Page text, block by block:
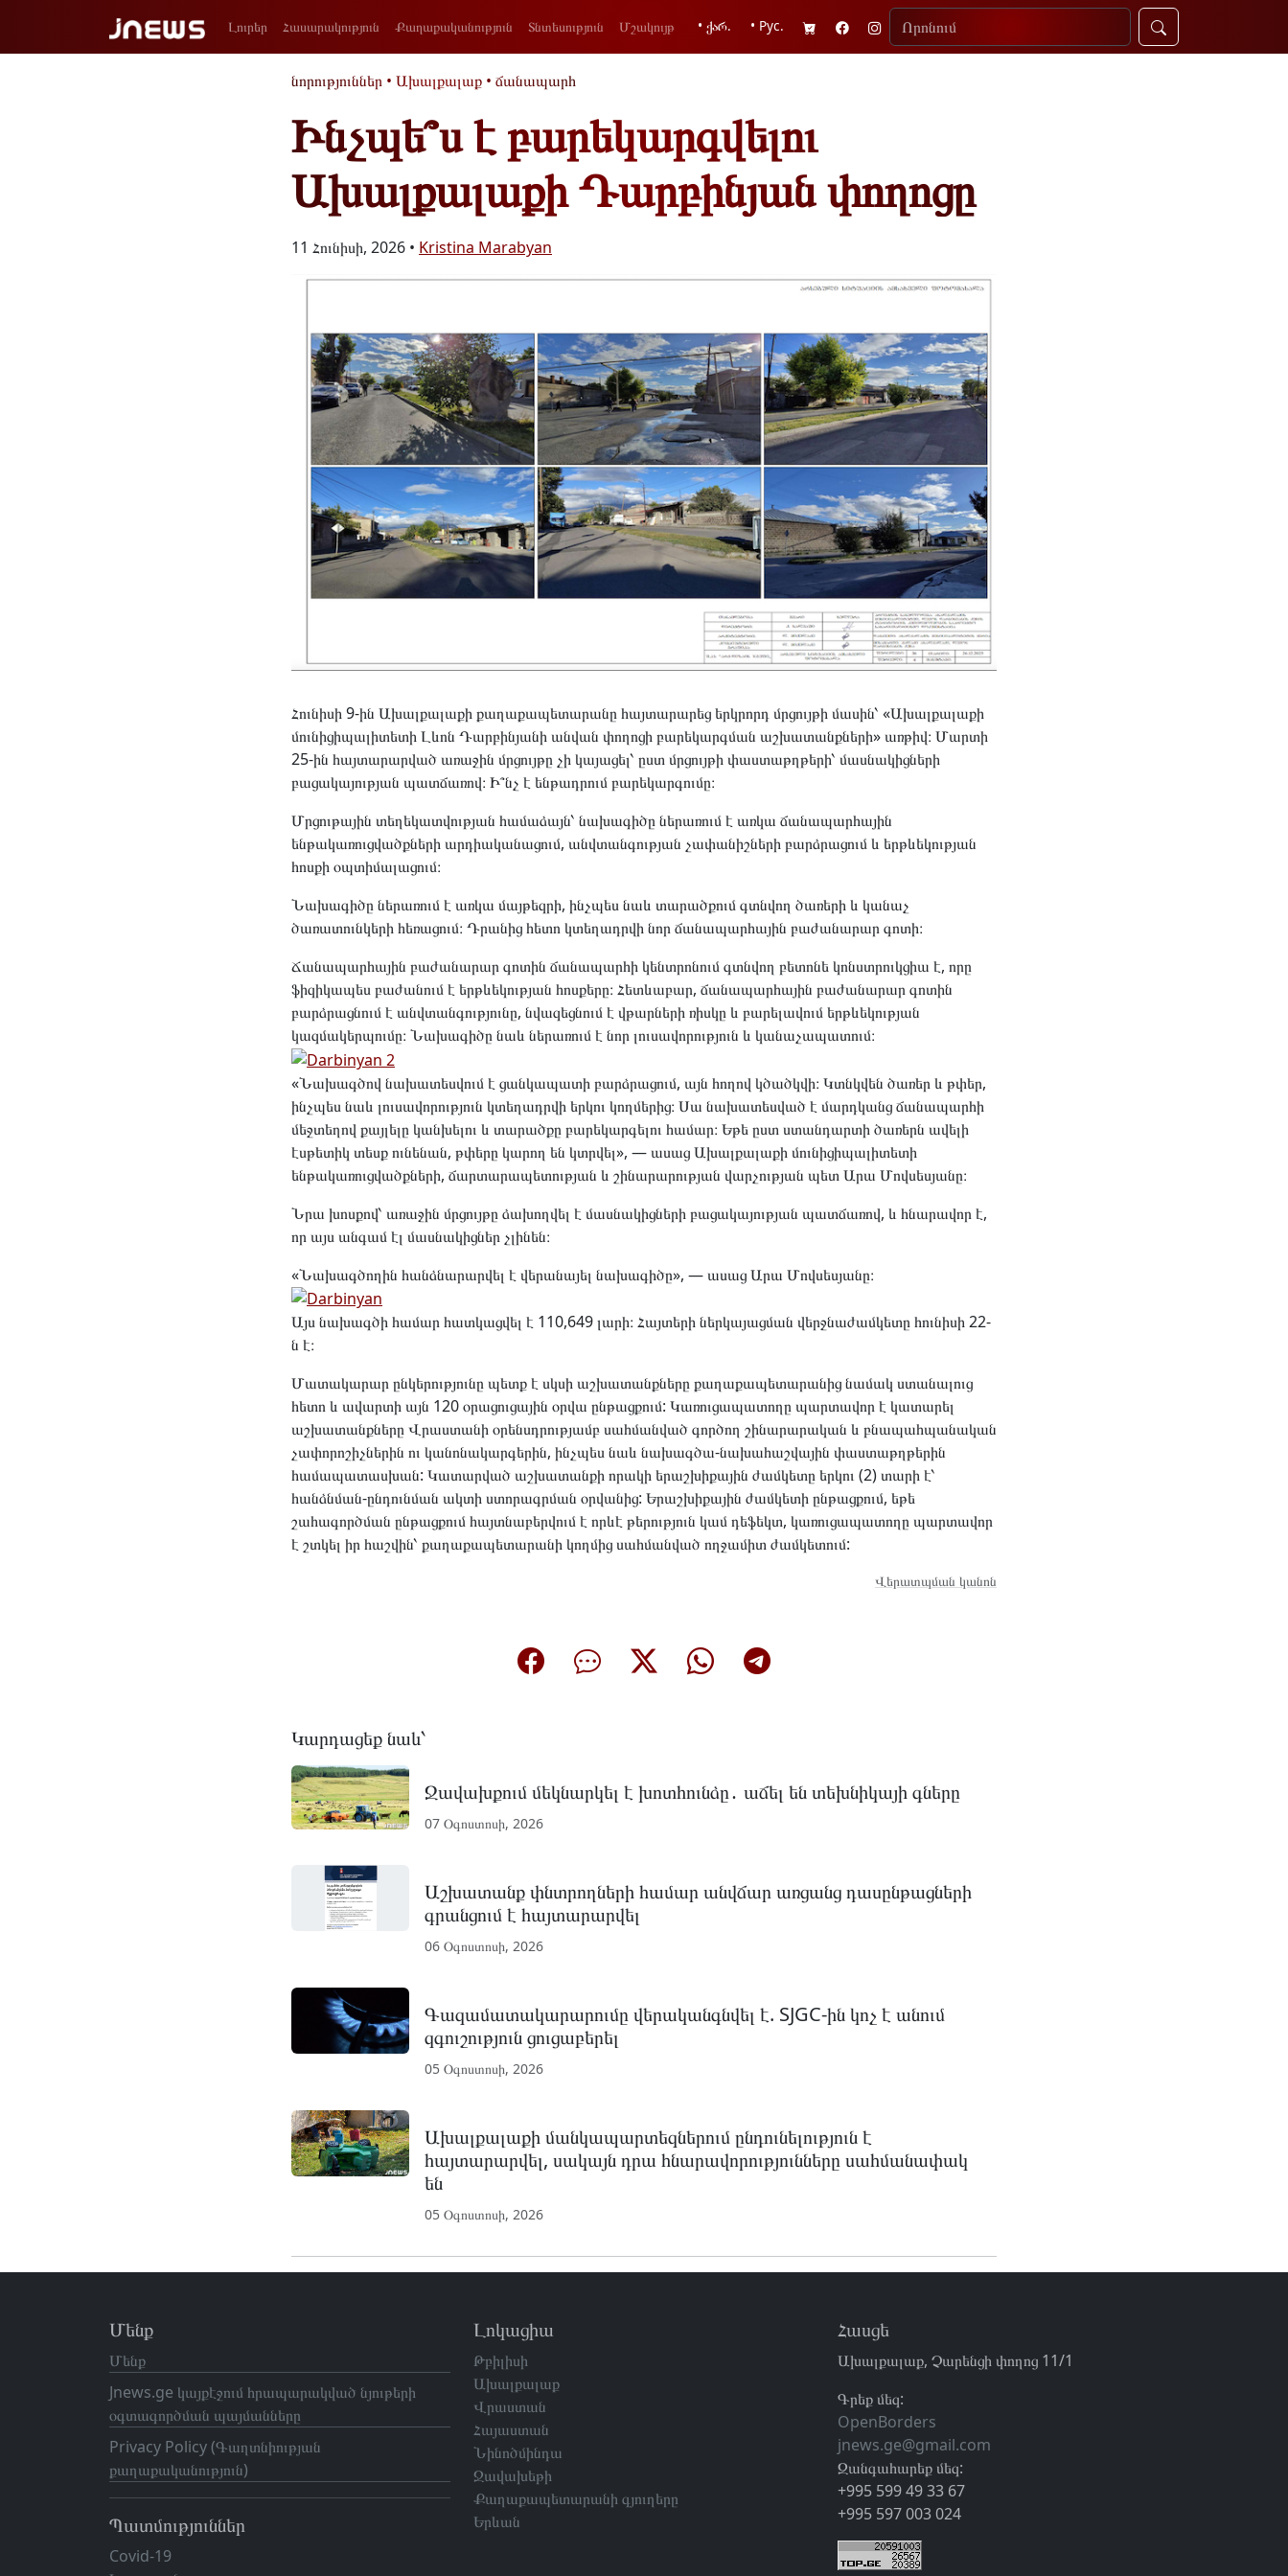
Լուրեր Հասարակություն Քաղաքականություն Տնտեսություն Մշակույթ • ქარ. • Рус.
նորություններ • Ախալքալաք • ճանապարհ
Ինչպե՞ս է բարեկարգվելու
Ախալքալաքի Դարբինյան փողոցը
11 Հունիսի, 2026 • Kristina Marabyan
Հունիսի 9-ին Ախալքալաքի քաղաքապետարանը հայտարարեց երկրորդ մրցույթի մասին՝ «Ախալքալաքի
մունիցիպալիտետի Լևոն Դարբինյանի անվան փողոցի բարեկարգման աշխատանքների» առթիվ։ Մարտի
25-ին հայտարարված առաջին մրցույթը չի կայացել՝ ըստ մրցույթի փաստաթղթերի՝ մասնակիցների
բացակայության պատճառով։ Ի՞նչ է ենթադրում բարեկարգումը։
Մրցութային տեղեկատվության համաձայն՝ նախագիծը ներառում է առկա ճանապարհային
ենթակառուցվածքների արդիականացում, անվտանգության չափանիշների բարձրացում և երթևեկության
հոսքի օպտիմալացում։
Նախագիծը ներառում է առկա մայթեզրի, ինչպես նաև տարածքում գտնվող ծառերի և կանաչ
ծառատունկերի հեռացում։ Դրանից հետո կտեղադրվի նոր ճանապարհային բաժանարար գոտի։
Ճանապարհային բաժանարար գոտին ճանապարհի կենտրոնում գտնվող բետոնե կոնստրուկցիա է, որը
ֆիզիկապես բաժանում է երթևեկության հոսքերը։ Հետևաբար, ճանապարհային բաժանարար գոտին
բարձրացնում է անվտանգությունը, նվազեցնում է վթարների ռիսկը և բարելավում երթևեկության
կազմակերպումը։ Նախագիծը նաև ներառում է նոր լուսավորություն և կանաչապատում։
«Նախագծով նախատեսվում է ցանկապատի բարձրացում, այն հողով կծածկվի։ Կտնկվեն ծառեր և թփեր,
ինչպես նաև լուսավորություն կտեղադրվի երկու կողմերից։ Սա նախատեսված է մարդկանց ճանապարհի
մեջտեղով քայլելը կանխելու և տարածքը բարեկարգելու համար։ Եթե ըստ ստանդարտի ծառերն ավելի
էսթետիկ տեսք ունենան, թփերը կարող են կտրվել», — ասաց Ախալքալաքի մունիցիպալիտետի
ենթակառուցվածքների, ճարտարապետության և շինարարության վարչության պետ Արա Մովսեսյանը։
Նրա խոսքով՝ առաջին մրցույթը ձախողվել է մասնակիցների բացակայության պատճառով, և հնարավոր է,
որ այս անգամ էլ մասնակիցներ չլինեն։
«Նախագծողին հանձնարարվել է վերանայել նախագիծը», — ասաց Արա Մովսեսյանը։
Այս նախագծի համար հատկացվել է 110,649 լարի։ Հայտերի ներկայացման վերջնաժամկետը հունիսի 22-
ն է։
Մատակարար ընկերությունը պետք է սկսի աշխատանքները քաղաքապետարանից նամակ ստանալուց
հետո և ավարտի այն 120 օրացուցային օրվա ընթացքում: Կառուցապատողը պարտավոր է կատարել
աշխատանքները Վրաստանի օրենսդրությամբ սահմանված գործող շինարարական և բնապահպանական
չափորոշիչներին ու կանոնակարգերին, ինչպես նաև նախագծա-նախահաշվային փաստաթղթերին
համապատասխան: Կատարված աշխատանքի որակի երաշխիքային ժամկետը երկու (2) տարի է՝
հանձնման-ընդունման ակտի ստորագրման օրվանից: Երաշխիքային ժամկետի ընթացքում, եթե
շահագործման ընթացքում հայտնաբերվում է որևէ թերություն կամ դեֆեկտ, կառուցապատողը պարտավոր
է շտկել իր հաշվին՝ քաղաքապետարանի կողմից սահմանված ողջամիտ ժամկետում:
Վերատպման կանոն
Կարդացեք նաև՝
Ջավախքում մեկնարկել է խոտհունձը․ աճել են տեխնիկայի գները
07 Օգոստոսի, 2026
Աշխատանք փնտրողների համար անվճար առցանց դասընթացների
գրանցում է հայտարարվել
06 Օգոստոսի, 2026
Գազամատակարարումը վերականգնվել է. SJGC-ին կոչ է անում
զգուշություն ցուցաբերել
05 Օգոստոսի, 2026
Ախալքալաքի մանկապարտեզներում ընդունելություն է
հայտարարվել, սակայն դրա հնարավորությունները սահմանափակ
են
05 Օգոստոսի, 2026
Մենք
Մենք
Jnews.ge կայքէջում հրապարակված նյութերի
օգտագործման պայմանները
Privacy Policy (Գաղտնիության
քաղաքականություն)
Պատմություններ
Covid-19
Լոկացիա
Թբիլիսի
Ախալքալաք
Վրաստան
Հայաստան
Նինոծմինդա
Ջավախեթի
Քաղաքապետարանի գյուղերը
Երևան
Հասցե
Ախալքալաք, Չարենցի փողոց 11/1
Գրեք մեզ:
OpenBorders
jnews.ge@gmail.com
Զանգահարեք մեզ:
+995 599 49 33 67
+995 597 003 024